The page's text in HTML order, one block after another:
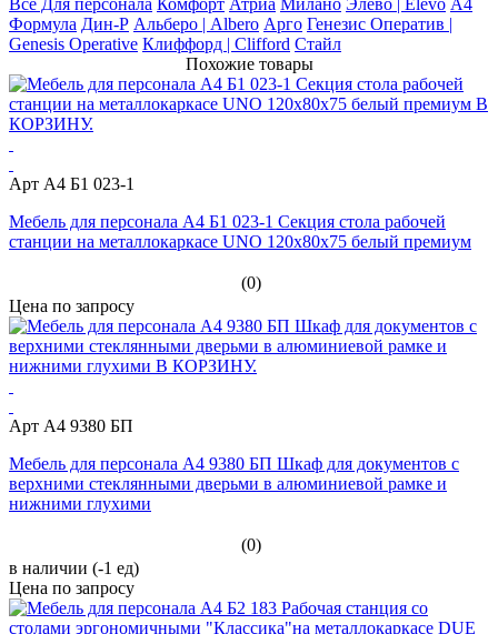
Все Для персонала Комфорт Атриа Милано Элево | Elevo А4
Формула Дин-Р Альберо | Albero Арго Генезис Оператив |
Genesis Operative Клиффорд | Clifford Стайл
Похожие товары
Арт А4 Б1 023-1
Мебель для персонала А4 Б1 023-1 Секция стола рабочей
станции на металлокаркасе UNO 120x80x75 белый премиум
(0)
Цена по запросу
Арт А4 9380 БП
Мебель для персонала А4 9380 БП Шкаф для документов с
верхними стеклянными дверьми в алюминиевой рамке и
нижними глухими
(0)
в наличии (-1 ед)
Цена по запросу